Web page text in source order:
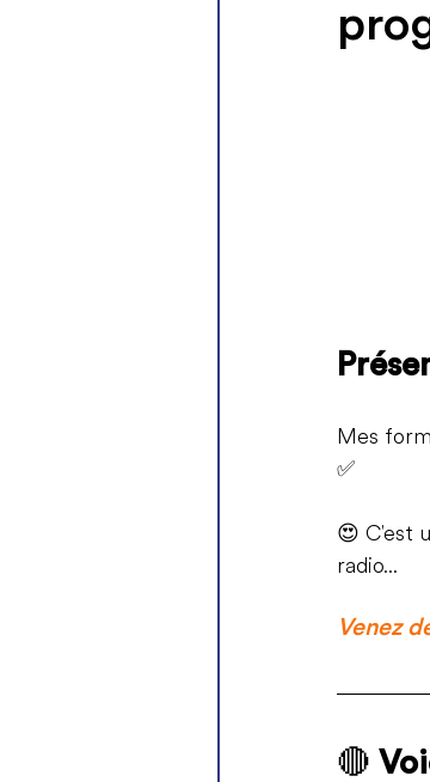
Offres spéciales
Mes
✅
😍 C'est
radio...
Venez
🔴